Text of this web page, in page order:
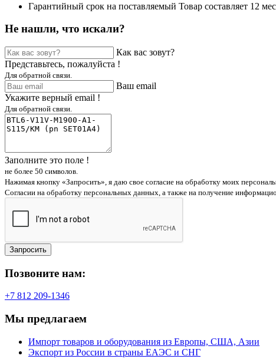
Гарантийный срок на поставляемый Товар составляет 12
Не нашли, что искали?
Как вас зовут?
Представьтесь, пожалуйста !
Для обратной связи.
Ваш email
Укажите верный email !
Для обратной связи.
Заполните это поле !
не более 50 символов.
Нажимая кнопку «Запросить», я даю свое согласие на обработку моих
Согласии на обработку персональных данных, а также на получение
Запросить
Позвоните нам:
+7 812 209-1346
Мы предлагаем
Импорт товаров и оборудования из Европы, США, Азии
Экспорт из России в страны ЕАЭС и СНГ